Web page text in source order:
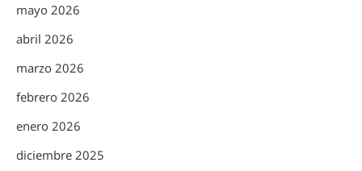
mayo 2026
abril 2026
marzo 2026
febrero 2026
enero 2026
diciembre 2025